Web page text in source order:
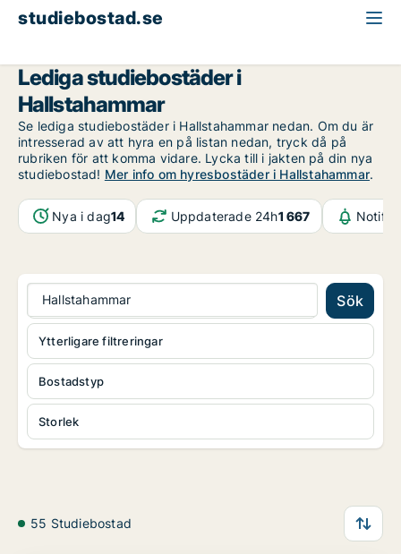
studiebostad.se
Lediga studiebostäder i
Hallstahammar
Se lediga studiebostäder i Hallstahammar nedan. Om du är
intresserad av att hyra en på listan nedan, tryck då på
rubriken för att komma vidare. Lycka till i jakten på din nya
studiebostad! Mer info om hyresbostäder i Hallstahammar.
Nya i dag14 Uppdaterade 24h1 667
Hallstahammar Sök
Bostadstyp
Storlek
Ytterligare filtreringar
55 Studiebostad